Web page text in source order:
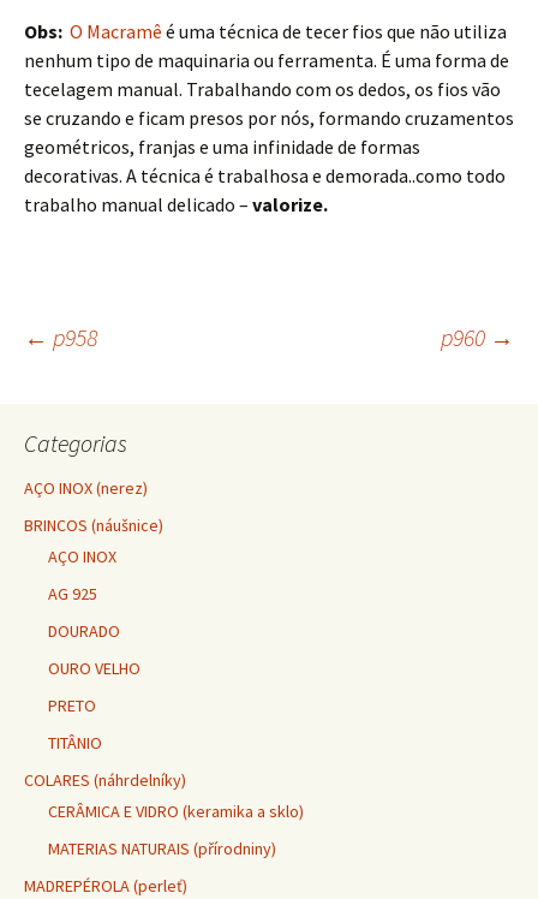
Obs: O Macramê é uma técnica de tecer fios que não utiliza
nenhum tipo de maquinaria ou ferramenta. É uma forma de
tecelagem manual. Trabalhando com os dedos, os fios vão
se cruzando e ficam presos por nós, formando cruzamentos
geométricos, franjas e uma infinidade de formas
decorativas. A técnica é trabalhosa e demorada..como todo
trabalho manual delicado – valorize.
← p958 p960 →
Categorias
AÇO INOX (nerez)
BRINCOS (náušnice)
AÇO INOX
AG 925
DOURADO
OURO VELHO
PRETO
TITÂNIO
COLARES (náhrdelníky)
CERÂMICA E VIDRO (keramika a sklo)
MATERIAS NATURAIS (přírodniny)
MADREPÉROLA (perleť)